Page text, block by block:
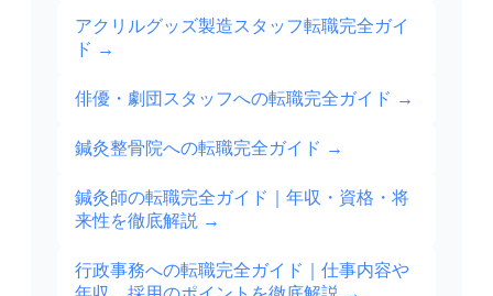
アクリルグッズ製造スタッフ転職完全ガイ
ド →
俳優・劇団スタッフへの転職完全ガイド →
鍼灸整骨院への転職完全ガイド →
鍼灸師の転職完全ガイド｜年収・資格・将
来性を徹底解説 →
行政事務への転職完全ガイド｜仕事内容や